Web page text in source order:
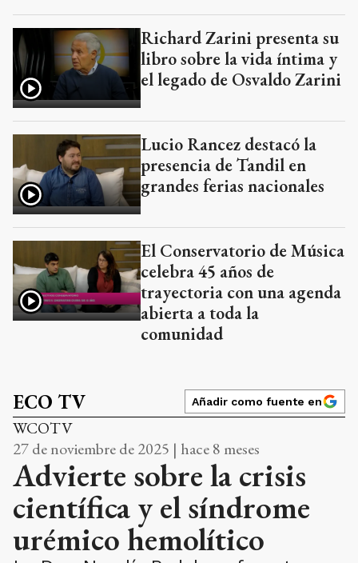
Richard Zarini presenta su
libro sobre la vida íntima y
el legado de Osvaldo Zarini
Lucio Rancez destacó la
presencia de Tandil en
grandes ferias nacionales
El Conservatorio de Música
celebra 45 años de
trayectoria con una agenda
abierta a toda la
comunidad
ECO TV Añadir como fuente en
WCOTV
27 de noviembre de 2025 | hace 8 meses
Advierte sobre la crisis
científica y el síndrome
urémico hemolítico